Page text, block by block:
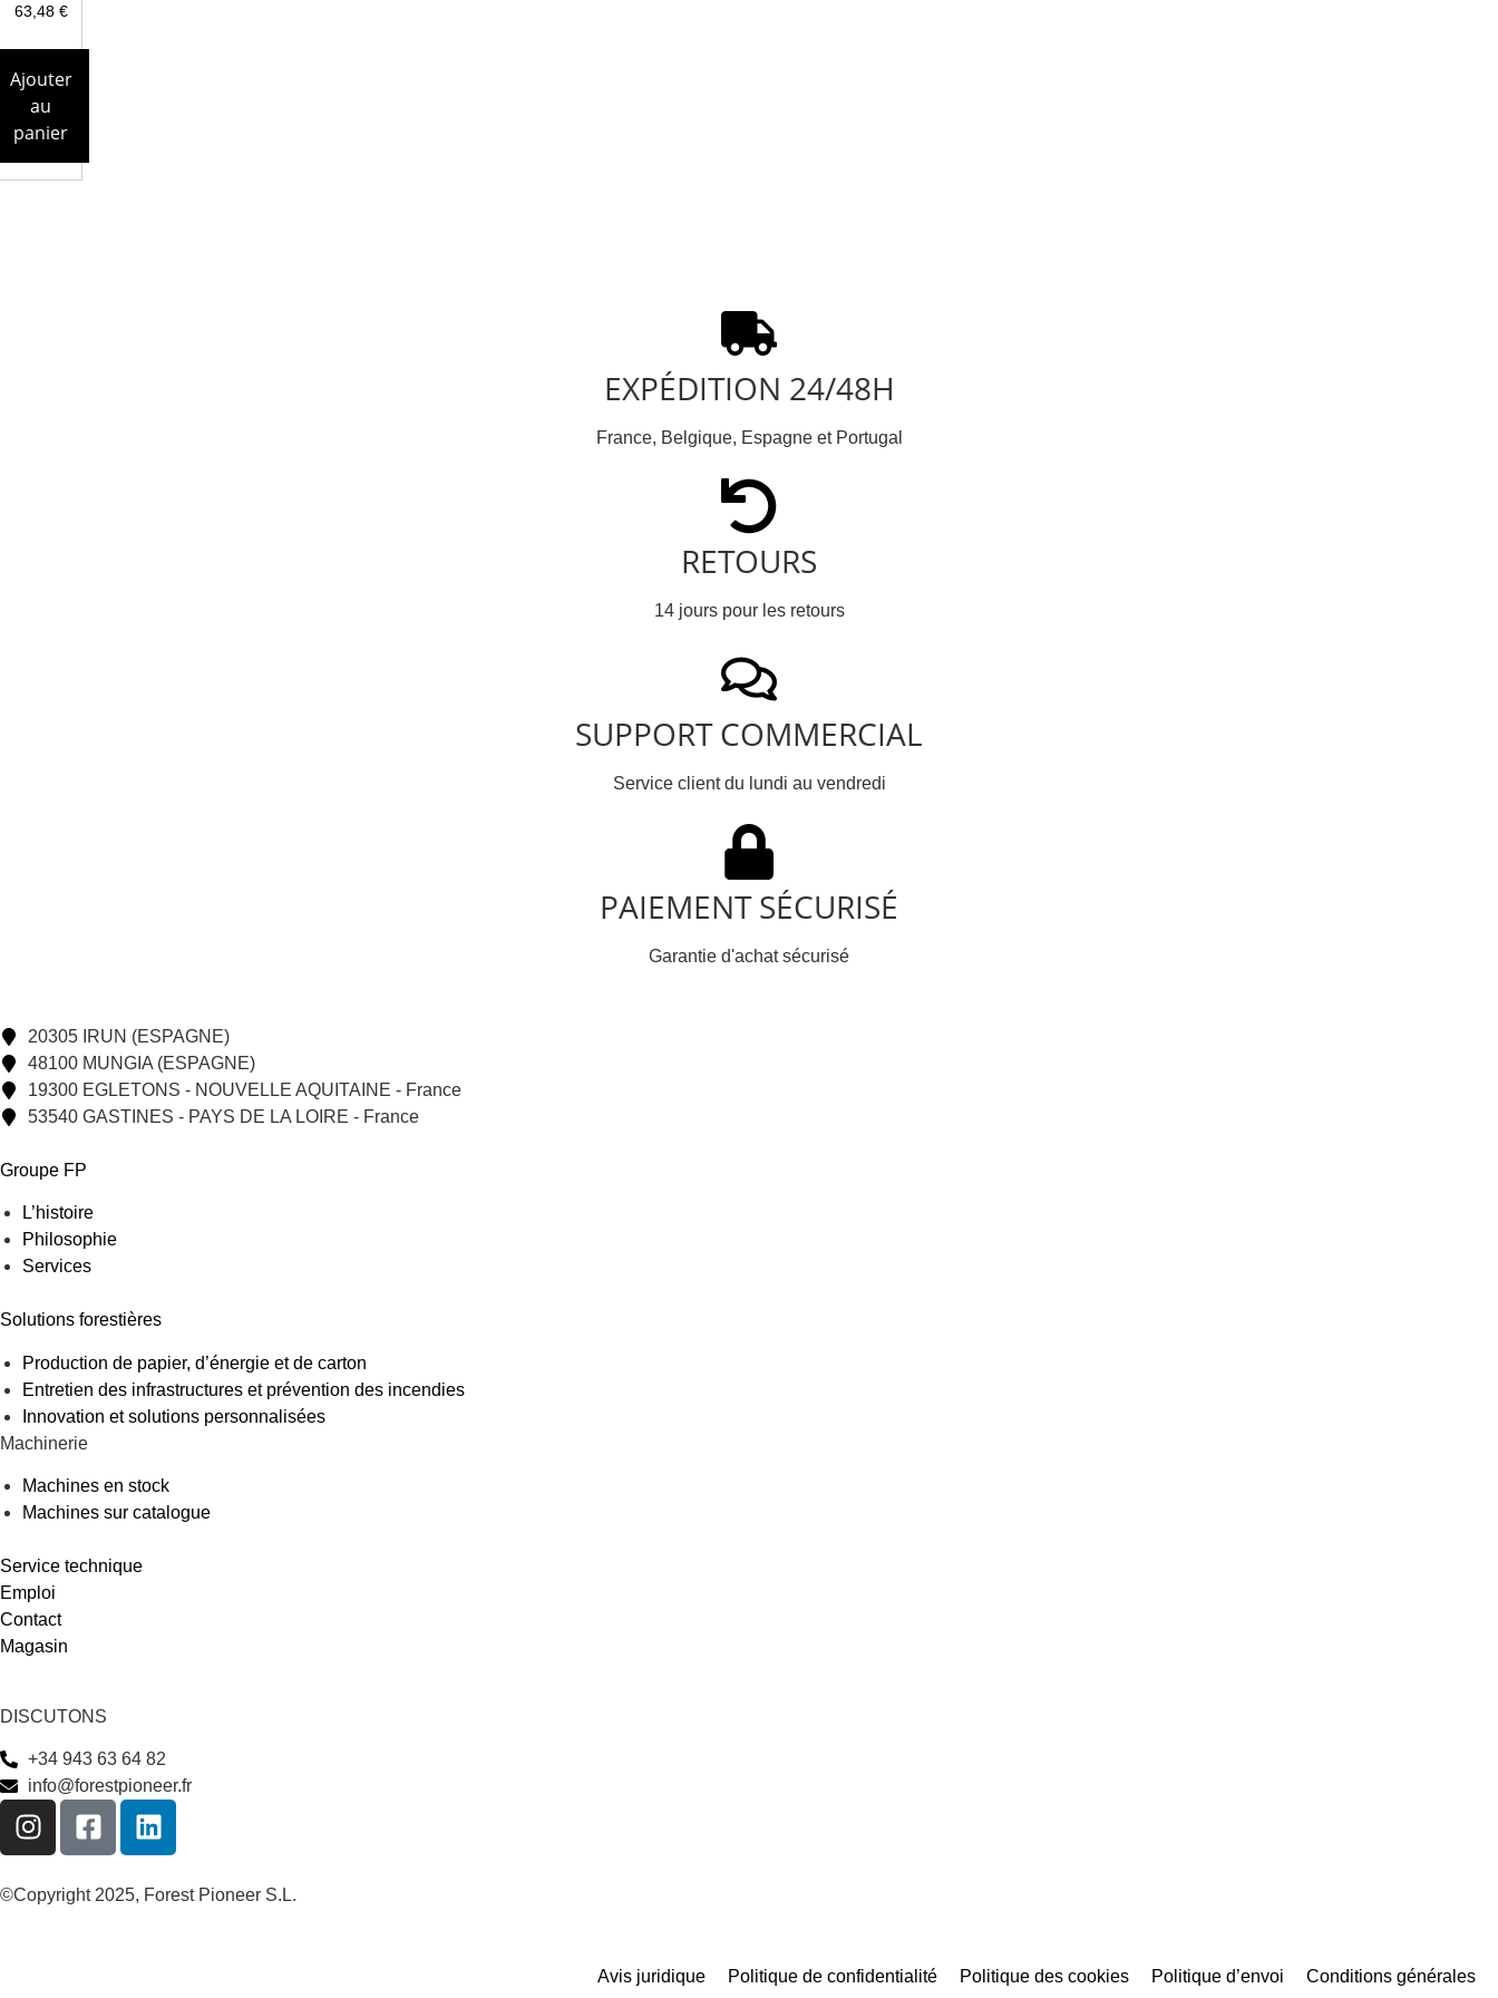
63,48 €
Ajouter
au
panier
EXPÉDITION 24/48H
France, Belgique, Espagne et Portugal
RETOURS
14 jours pour les retours
SUPPORT COMMERCIAL
Service client du lundi au vendredi
PAIEMENT SÉCURISÉ
Garantie d'achat sécurisé
20305 IRUN (ESPAGNE)
48100 MUNGIA (ESPAGNE)
19300 EGLETONS - NOUVELLE AQUITAINE - France
53540 GASTINES - PAYS DE LA LOIRE - France
Groupe FP
L’histoire
Philosophie
Services
Solutions forestières
Production de papier, d’énergie et de carton
Entretien des infrastructures et prévention des incendies
Innovation et solutions personnalisées
Machinerie
Machines en stock
Machines sur catalogue
Service technique
Emploi
Contact
Magasin
DISCUTONS
+34 943 63 64 82
info@forestpioneer.fr
©Copyright 2025, Forest Pioneer S.L.
Avis juridique Politique de confidentialité Politique des cookies Politique d’envoi Conditions générales